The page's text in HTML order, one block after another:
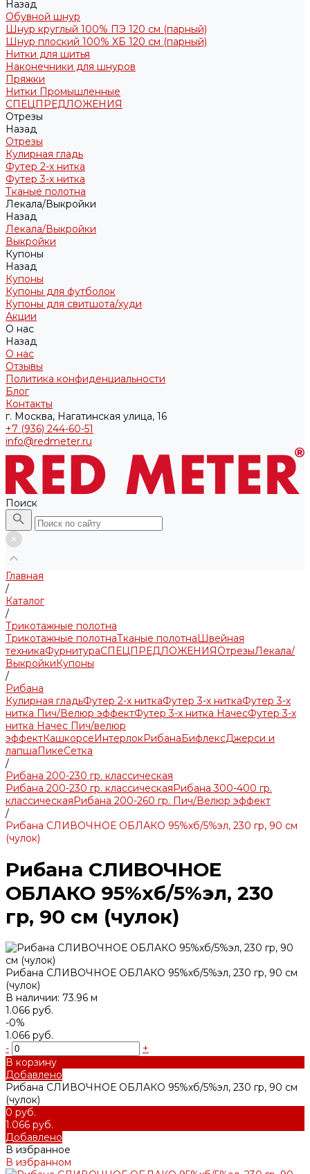
Назад
Обувной шнур
Шнур круглый 100% ПЭ 120 см (парный)
Шнур плоский 100% ХБ 120 см (парный)
Нитки для шитья
Наконечники для шнуров
Пряжки
Нитки Промышленные
СПЕЦПРЕДЛОЖЕНИЯ
Отрезы
Назад
Отрезы
Кулирная гладь
Футер 2-х нитка
Футер 3-х нитка
Тканые полотна
Лекала/Выкройки
Назад
Лекала/Выкройки
Выкройки
Купоны
Назад
Купоны
Купоны для футболок
Купоны для свитшота/худи
Акции
О нас
Назад
О нас
Отзывы
Политика конфиденциальности
Блог
Контакты
г. Москва, Нагатинская улица, 16
+7 (936) 244-60-51
info@redmeter.ru
Поиск
Главная
/
Каталог
/
Трикотажные полотна
Трикотажные полотнаТканые полотнаШвейная
техникаФурнитураСПЕЦПРЕДЛОЖЕНИЯОтрезыЛекала/
ВыкройкиКупоны
/
Рибана
Кулирная гладьФутер 2-х ниткаФутер 3-х ниткаФутер 3-х
нитка Пич/Велюр эффектФутер 3-х нитка НачесФутер 3-х
нитка Начес Пич/велюр
эффектКашкорсеИнтерлокРибанаБифлексДжерси и
лапшаПикеСетка
/
Рибана 200-230 гр. классическая
Рибана 200-230 гр. классическаяРибана 300-400 гр.
классическаяРибана 200-260 гр. Пич/Велюр эффект
/
Рибана СЛИВОЧНОЕ ОБЛАКО 95%хб/5%эл, 230 гр, 90 см
(чулок)
Рибана СЛИВОЧНОЕ
ОБЛАКО 95%хб/5%эл, 230
гр, 90 см (чулок)
Рибана СЛИВОЧНОЕ ОБЛАКО 95%хб/5%эл, 230 гр, 90 см
(чулок)
В наличии: 73.96 м
1.066 руб.
-0%
1.066 руб.
-
+
В корзину
Добавлено
Рибана СЛИВОЧНОЕ ОБЛАКО 95%хб/5%эл, 230 гр, 90 см
(чулок)
0 руб.
1.066 руб.
Добавлено
В избранное
В избранном